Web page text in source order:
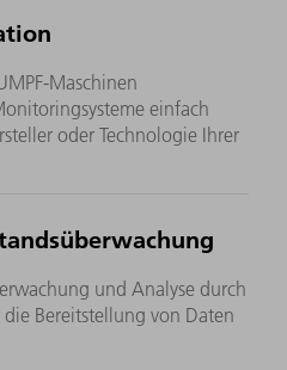
Maschinen
einfach
oder Technologie Ihrer
und Analyse durch
Bereitstellung von Daten